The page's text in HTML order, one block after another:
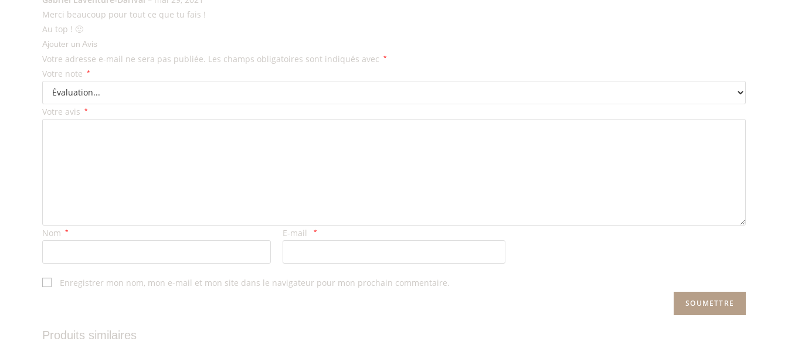
Merci beaucoup pour tout ce que tu fais !
Au top ! 🙂
Ajouter un Avis
Votre adresse e-mail ne sera pas publiée. Les champs obligatoires sont indiqués avec *
Votre note *
Votre avis *
Nom * E-mail *
Enregistrer mon nom, mon e-mail et mon site dans le navigateur pour mon prochain commentaire.
Produits similaires